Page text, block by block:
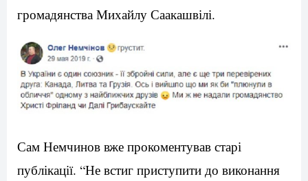
громадянства Михайлу Саакашвілі.
Сам Немчинов вже прокоментував старі
публікації. “Не встиг приступити до виконання